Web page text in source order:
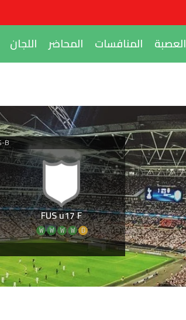
العصبة
المنافسات المحاضر اللجان
B
FUS u17 F
D
W
W
W
W